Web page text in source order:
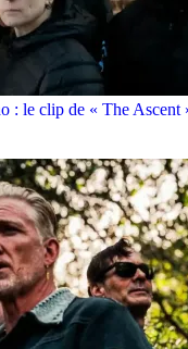
: le clip de « The Ascent